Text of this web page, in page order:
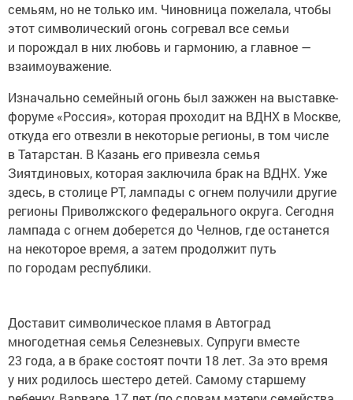
семьям, но не только им. Чиновница пожелала, чтобы
этот символический огонь согревал все семьи
и порождал в них любовь и гармонию, а главное —
взаимоуважение.
Изначально семейный огонь был зажжен на выставке-
форуме «Россия», которая проходит на ВДНХ в Москве,
откуда его отвезли в некоторые регионы, в том числе
в Татарстан. В Казань его привезла семья
Зиятдиновых, которая заключила брак на ВДНХ. Уже
здесь, в столице РТ, лампады с огнем получили другие
регионы Приволжского федерального округа. Сегодня
лампада с огнем доберется до Челнов, где останется
на некоторое время, а затем продолжит путь
по городам республики.
Доставит символическое пламя в Автоград
многодетная семья Селезневых. Супруги вместе
23 года, а в браке состоят почти 18 лет. За это время
у них родилось шестеро детей. Самому старшему